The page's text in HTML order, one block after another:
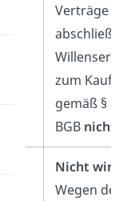
Verträge
zum
gemäß §
BGB
Nicht
Wegen des